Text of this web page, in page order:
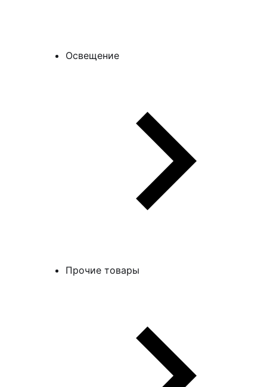
Освещение
Прочие товары